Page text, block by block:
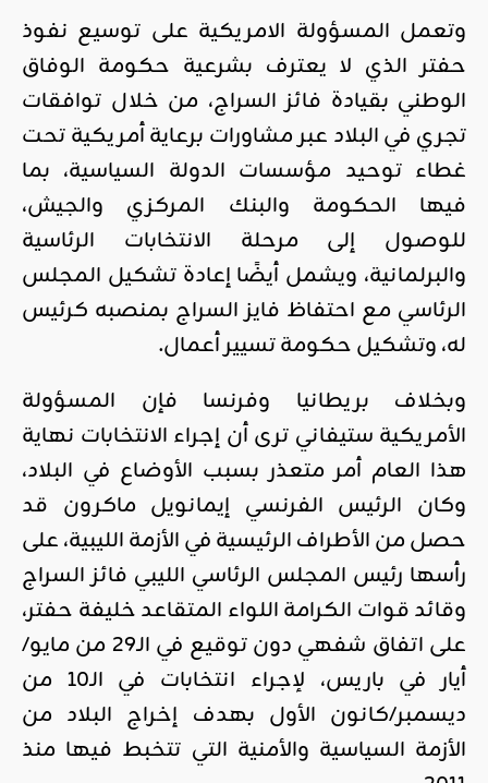
وتعمل المسؤولة الامريكية على توسيع نفوذ
حفتر الذي لا يعترف بشرعية حكومة الوفاق
الوطني بقيادة فائز السراج، من خلال توافقات
تجري في البلاد عبر مشاورات برعاية أمريكية تحت
غطاء توحيد مؤسسات الدولة السياسية، بما
فيها الحكومة والبنك المركزي والجيش،
للوصول إلى مرحلة الانتخابات الرئاسية
والبرلمانية، ويشمل أيضًا إعادة تشكيل المجلس
الرئاسي مع احتفاظ فايز السراج بمنصبه كرئيس
له، وتشكيل حكومة تسيير أعمال.
وبخلاف بريطانيا وفرنسا فإن المسؤولة
الأمريكية ستيفاني ترى أن إجراء الانتخابات نهاية
هذا العام أمر متعذر بسبب الأوضاع في البلاد،
وكان الرئيس الفرنسي إيمانويل ماكرون قد
حصل من الأطراف الرئيسية في الأزمة الليبية، على
رأسها رئيس المجلس الرئاسي الليبي فائز السراج
وقائد قوات الكرامة اللواء المتقاعد خليفة حفتر،
على اتفاق شفهي دون توقيع في الـ29 من مايو/
أيار في باريس، لإجراء انتخابات في الـ10 من
ديسمبر/كانون الأول بهدف إخراج البلاد من
الأزمة السياسية والأمنية التي تتخبط فيها منذ